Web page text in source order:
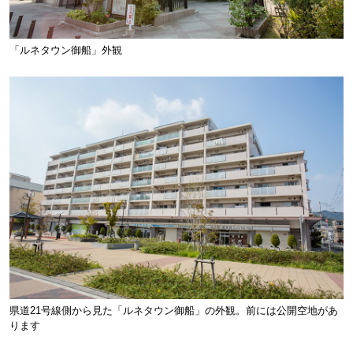
「ルネタウン御船」外観
県道21号線側から見た「ルネタウン御船」の外観。前には公開空地があ
ります